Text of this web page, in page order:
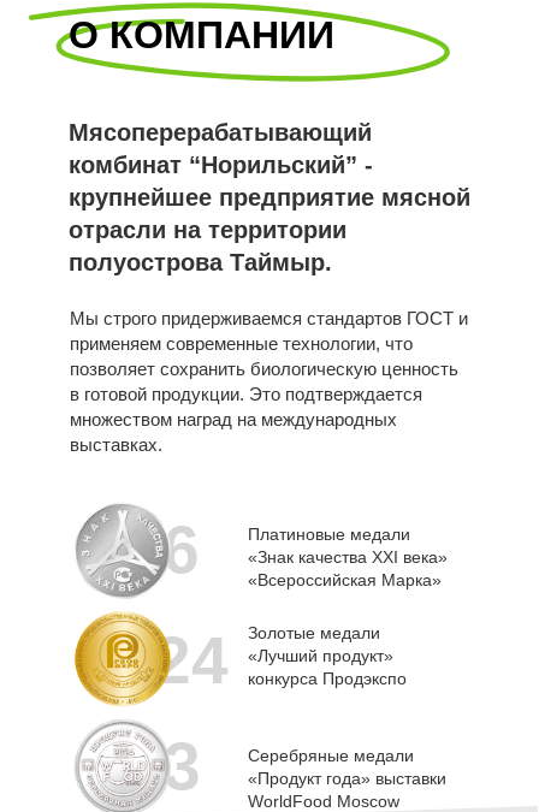
О КОМПАНИИ
Мы строго придерживаемся стандартов ГОСТ и
применяем современные технологии, что
позволяет сохранить биологическую ценность
в готовой продукции. Это подтверждается
множеством наград на международных
выставках.
Мясоперерабатывающий
комбинат “Норильский” -
крупнейшее предприятие мясной
отрасли на территории
полуострова Таймыр.
Серебряные медали
«Продукт года» выставки
WorldFood Moscow
Золотые медали
«Лучший продукт»
конкурса Продэкспо
Платиновые медали
«Знак качества XXI века»
«Всероссийская Марка»
3
24
6